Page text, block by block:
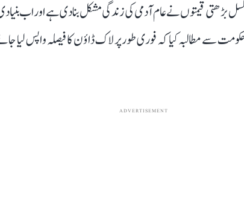
بڑھتی قیمتوں نے عام آدمی کی زندگی مشکل بنا دی ہے اور اب
سے مطالبہ کیا کہ فوری طور پر لاک ڈاؤن کا فیصلہ واپس لیا
ADVERTISEMENT